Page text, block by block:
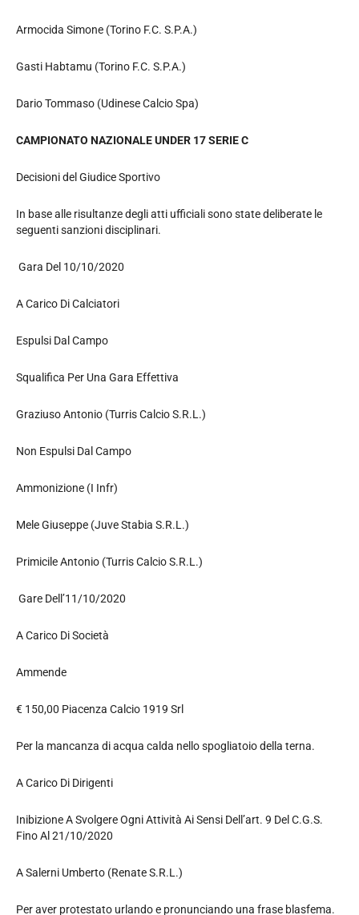
Armocida Simone (Torino F.C. S.P.A.)
Gasti Habtamu (Torino F.C. S.P.A.)
Dario Tommaso (Udinese Calcio Spa)
CAMPIONATO NAZIONALE UNDER 17 SERIE C
Decisioni del Giudice Sportivo
In base alle risultanze degli atti ufficiali sono state deliberate le
seguenti sanzioni disciplinari.
Gara Del 10/10/2020
A Carico Di Calciatori
Espulsi Dal Campo
Squalifica Per Una Gara Effettiva
Graziuso Antonio (Turris Calcio S.R.L.)
Non Espulsi Dal Campo
Ammonizione (I Infr)
Mele Giuseppe (Juve Stabia S.R.L.)
Primicile Antonio (Turris Calcio S.R.L.)
Gare Dell’11/10/2020
A Carico Di Società
Ammende
€ 150,00 Piacenza Calcio 1919 Srl
Per la mancanza di acqua calda nello spogliatoio della terna.
A Carico Di Dirigenti
Inibizione A Svolgere Ogni Attività Ai Sensi Dell’art. 9 Del C.G.S.
Fino Al 21/10/2020
A Salerni Umberto (Renate S.R.L.)
Per aver protestato urlando e pronunciando una frase blasfema.